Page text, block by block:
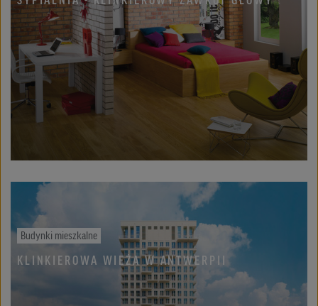
Budynki mieszkalne
KLINKIEROWA WIEŻA W ANTWERPII